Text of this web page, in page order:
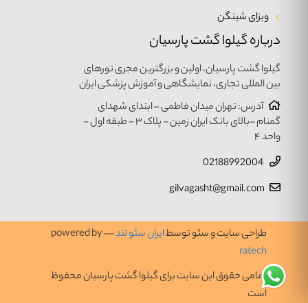
درباره گیلوا گشت پارسیان
گیلوا گشت پارسیان، اولین و بزرگترین مجری تورهای
بین المللی تجاری، نمایشگاهی و آموزش پزشکی ایران
آدرس: تهران میدان فاطمی – ابتدای شهدای
گمنام –بالای بانک ایران زمین - پلاک ۳ - طبقه اول -
واحد ۴
gilvagasht@gmail.com
ویزای شینگن
طراحی سایت و سئو توسطایران سئو لند— powered by
ratech
تمامی حقوق این سایت برای گیلوا گشت پارسیان محفوظ
است